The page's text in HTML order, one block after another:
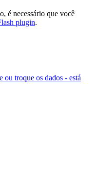
é necessário que você
plugin.
ou troque os dados - está